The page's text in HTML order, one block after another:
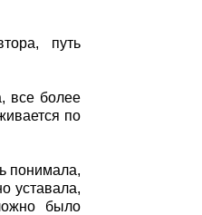
путь
все более
по
понимала,
уставала,
было